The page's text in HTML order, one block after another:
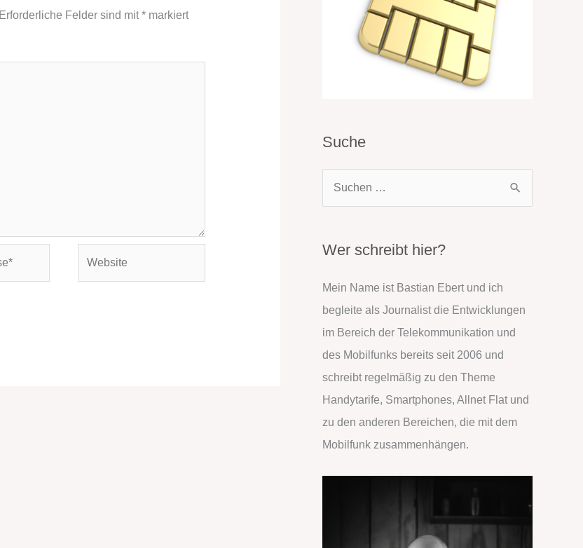
Erforderliche Felder sind mit*markiert
Suche
h
n
n
a
c
h
:
Wer schreibt hier?
Mein Name ist Bastian Ebert und ich
begleite als Journalist die Entwicklungen
im Bereich der Telekommunikation und
des Mobilfunks bereits seit 2006 und
schreibt regelmäßig zu den Theme
Handytarife, Smartphones, Allnet Flat und
zu den anderen Bereichen, die mit dem
Mobilfunk zusammenhängen.